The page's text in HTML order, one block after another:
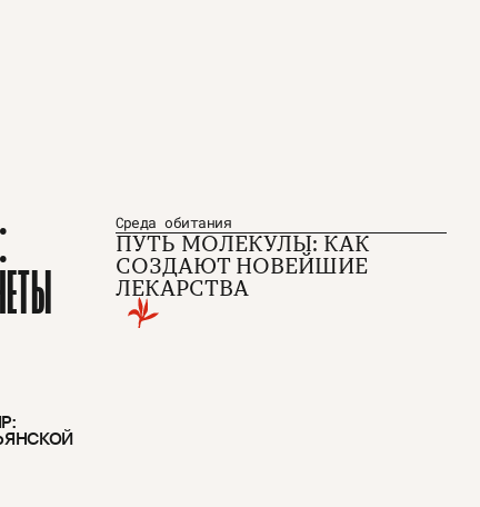
Среда обитания
ПУТЬ МОЛЕКУЛЫ: КАК
СОЗДАЮТ НОВЕЙШИЕ
ЛЕКАРСТВА